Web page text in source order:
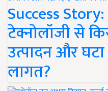
Success
टेक्नोलॉजी से
उत्पादन और
लागत?